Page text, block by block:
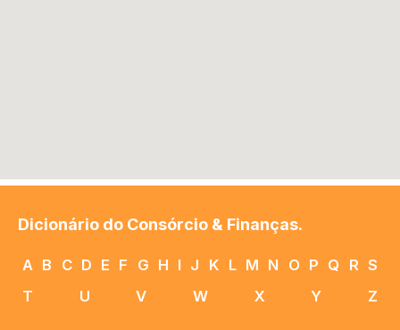
Dicionário do Consórcio & Finanças.
A B C D E F G H I J K L M N O P Q R S
T
U V W X Y Z